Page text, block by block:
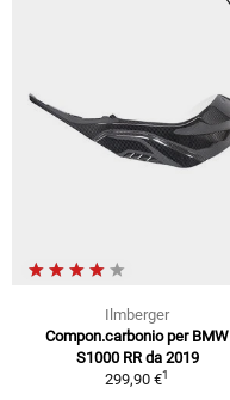
Ilmberger
Compon.carbonio per BMW
S1000 RR da 2019
299,90 €1